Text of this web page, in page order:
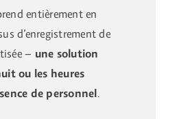
entièrement en
d’enregistrement de
– une solution
ou les heures
de personnel.